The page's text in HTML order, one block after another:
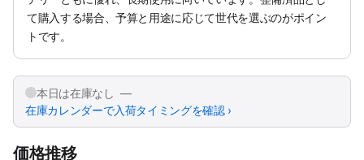
て購入する場合、予算と用途に応じて世代を選ぶのがポイン
トです。
本日は在庫なし —
在庫カレンダーで入荷タイミングを確認 ›
価格推移